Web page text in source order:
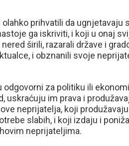
prihvatili da ugnjetavaju
ga iskriviti, i koji u onaj
širili, razarali države i
i obznanili svoje
za politiku ili
uskraćuju im prava i
neprijatelja, koji
slabih, i koji izdaju i
neprijateljima.